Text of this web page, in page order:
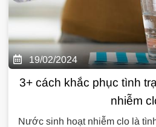
19/02/2024
3+ cách khắc phục tình
nhiễm
Nước sinh hoạt nhiễm clo là